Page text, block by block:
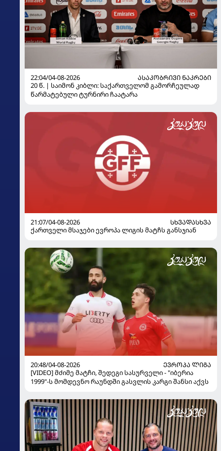
22:04/04-08-2026
ᲐᲡᲐᲙᲝᲑᲠᲘᲕᲘ ᲜᲐᲙᲠᲔᲑᲘ
20 წ. | საიმონ კიბლი: საქართველომ გამორჩეულად
წარმატებული ტურნირი ჩაატარა
21:07/04-08-2026
ᲡᲮᲕᲐᲓᲐᲡᲮᲕᲐ
ქართველი მსაჯები ევროპა ლიგის მატჩს განსჯიან
20:48/04-08-2026
ᲔᲕᲠᲝᲞᲐ ᲚᲘᲒᲐ
[VIDEO] მძიმე მატჩი, შედეგი სასურველი - "იბერია
1999"-ს მომდევნო რაუნდში გასვლის კარგი შანსი აქვს